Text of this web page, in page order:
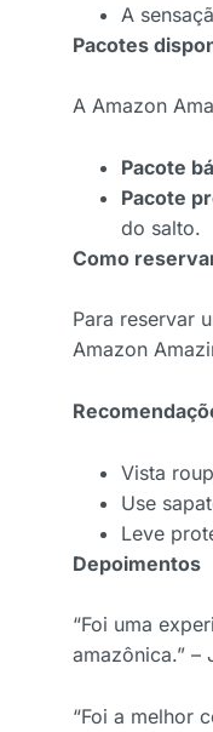
A
Pacotes
A Amazon
Pacote
Pacote
do salto.
Como
Para reservar
Amazon
Vista
Use
Leve
Depoimentos
“Foi uma
amazônica.” –
“Foi a melhor